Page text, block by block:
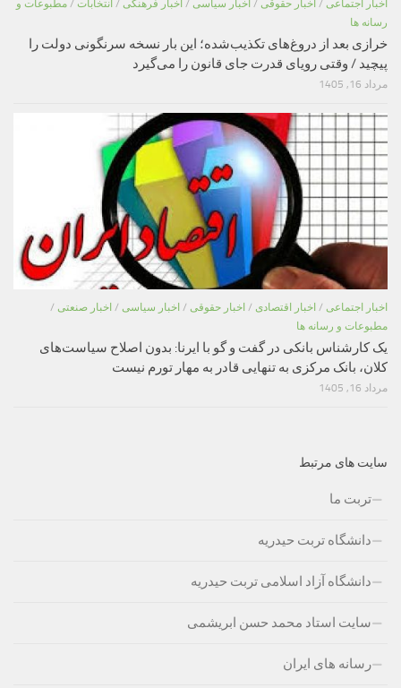
اخبار اجتماعی / اخبار حقوقی / اخبار سیاسی / اخبار فرهنگی / انتخابات / مطبوعات و
رسانه ها
خرازی بعد از دروغ‌های تکذیب‌شده؛ این بار نسخه سرنگونی دولت را
پیچید / وقتی رویای قدرت جای قانون را می‌گیرد
مرداد 16, 1405
اخبار اجتماعی / اخبار اقتصادی / اخبار حقوقی / اخبار سیاسی / اخبار صنعتی /
مطبوعات و رسانه ها
یک کارشناس بانکی در گفت و گو با ایرنا: بدون اصلاح سیاست‌های
کلان، بانک مرکزی به تنهایی قادر به مهار تورم نیست
مرداد 16, 1405
سایت های مرتبط
تربت ما
دانشگاه تربت حیدریه
دانشگاه آزاد اسلامی تربت حیدریه
سایت استاد محمد حسن ابریشمی
رسانه های ایران